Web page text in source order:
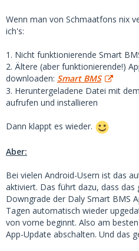
Wenn man von Schmaatfons nix
ich's:
1. Nicht funktionierende Smart
2. Ältere (aber funktionierende!)
downloaden: Smart BMS
3. Heruntergeladene Datei mit
aufrufen und installieren
Dann klappt es wieder.
Aber:
Bei vielen Android-Usern ist das
aktiviert. Das führt dazu, dass
Downgrade der Daly Smart BMS
Tagen automatisch wieder
von vorne beginnt. Also am
App-Update abschalten. Und das